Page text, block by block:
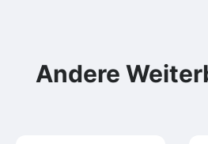
Andere